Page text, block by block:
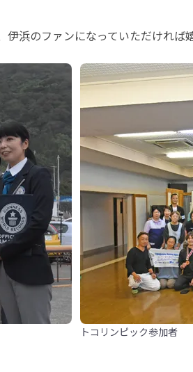
浜のファンになっていただければ
トコリンピック参加者